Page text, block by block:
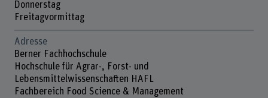
Donnerstag
Freitagvormittag
Adresse
Berner Fachhochschule
Hochschule für Agrar-, Forst- und
Lebensmittelwissenschaften HAFL
Fachbereich Food Science & Management